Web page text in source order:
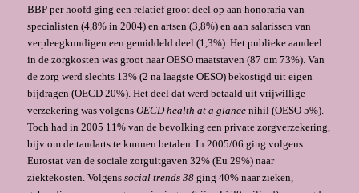
BBP per hoofd ging een relatief groot deel op aan honoraria van
specialisten (4,8% in 2004) en artsen (3,8%) en aan salarissen van
verpleegkundigen een gemiddeld deel (1,3%). Het publieke aandeel
in de zorgkosten was groot naar OESO maatstaven (87 om 73%). Van
de zorg werd slechts 13% (2 na laagste OESO) bekostigd uit eigen
bijdragen (OECD 20%). Het deel dat werd betaald uit vrijwillige
verzekering was volgens OECD health at a glancenihil (OESO 5%).
Toch had in 2005 11% van de bevolking een private zorgverzekering,
bijv om de tandarts te kunnen betalen. In 2005/06 ging volgens
Eurostat van de sociale zorguitgaven 32% (Eu 29%) naar
ziektekosten. Volgens social trends 38ging 40% naar zieken,